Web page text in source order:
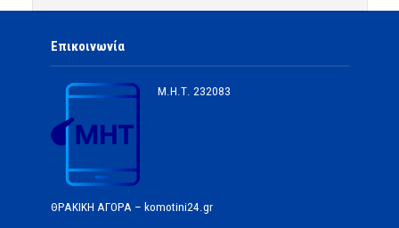
Επικοινωνία
Μ.Η.Τ. 232083
ΘΡΑΚΙΚΗ ΑΓΟΡΑ – komotini24.gr